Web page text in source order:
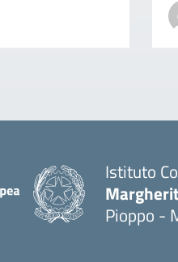
Istituto
Pioppo -